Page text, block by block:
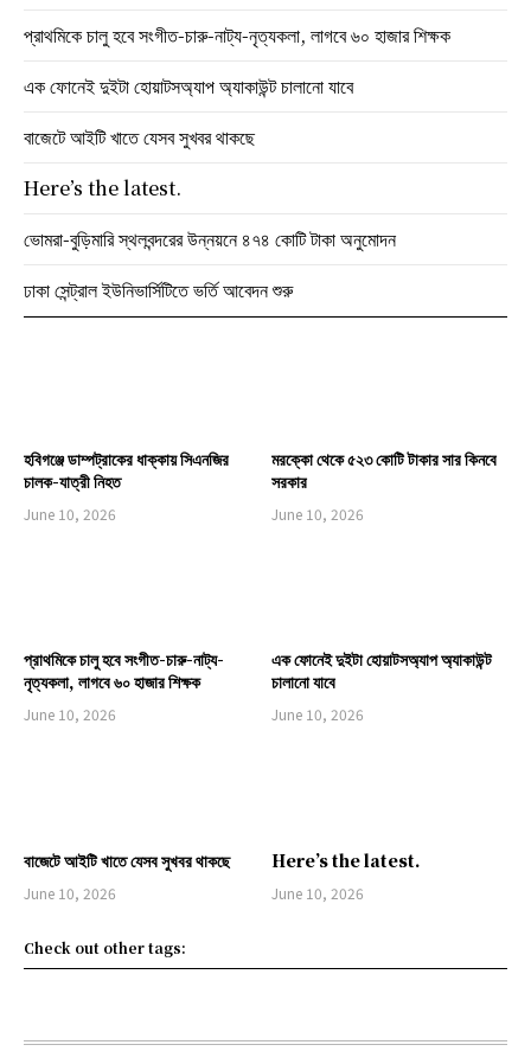
হবিগঞ্জে ডাম্পট্রাকের ধাক্কায় সিএনজির
চালক-যাত্রী নিহত
June 10, 2026
মরক্কো থেকে ৫২৩ কোটি টাকার সার কিনবে
সরকার
June 10, 2026
প্রাথমিকে চালু হবে সংগীত-চারু-নাট্য-
নৃত্যকলা, লাগবে ৬০ হাজার শিক্ষক
June 10, 2026
এক ফোনেই দুইটা হোয়াটসঅ্যাপ অ্যাকাউন্ট
চালানো যাবে
June 10, 2026
বাজেটে আইটি খাতে যেসব সুখবর থাকছে
June 10, 2026
Here’s the latest.
June 10, 2026
Check out other tags:
প্রাথমিকে চালু হবে সংগীত-চারু-নাট্য-নৃত্যকলা, লাগবে ৬০ হাজার শিক্ষক
এক ফোনেই দুইটা হোয়াটসঅ্যাপ অ্যাকাউন্ট চালানো যাবে
বাজেটে আইটি খাতে যেসব সুখবর থাকছে
Here’s the latest.
ভোমরা-বুড়িমারি স্থলবন্দরের উন্নয়নে ৪৭৪ কোটি টাকা অনুমোদন
ঢাকা সেন্ট্রাল ইউনিভার্সিটিতে ভর্তি আবেদন শুরু